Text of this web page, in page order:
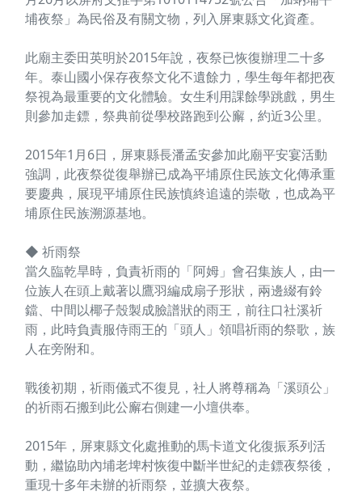
埔夜祭」為民俗及有關文物，列入屏東縣文化資產。
此廟主委田英明於2015年說，夜祭已恢復辦理二十多
年。泰山國小保存夜祭文化不遺餘力，學生每年都把夜
祭視為最重要的文化體驗。女生利用課餘學跳戲，男生
則參加走鏢，祭典前從學校路跑到公廨，約近3公里。
2015年1月6日，屏東縣長潘孟安參加此廟平安宴活動
強調，此夜祭從復舉辦已成為平埔原住民族文化傳承重
要慶典，展現平埔原住民族慎終追遠的崇敬，也成為平
埔原住民族溯源基地。
◆ 祈雨祭
當久臨乾旱時，負責祈雨的「阿姆」會召集族人，由一
位族人在頭上戴著以鷹羽編成扇子形狀，兩邊綴有鈴
鐺、中間以椰子殼製成臉譜狀的雨王，前往口社溪祈
雨，此時負責服侍雨王的「頭人」領唱祈雨的祭歌，族
人在旁附和。
戰後初期，祈雨儀式不復見，社人將尊稱為「溪頭公」
的祈雨石搬到此公廨右側建一小壇供奉。
2015年，屏東縣文化處推動的馬卡道文化復振系列活
動，繼協助內埔老埤村恢復中斷半世紀的走鏢夜祭後，
重現十多年未辦的祈雨祭，並擴大夜祭。